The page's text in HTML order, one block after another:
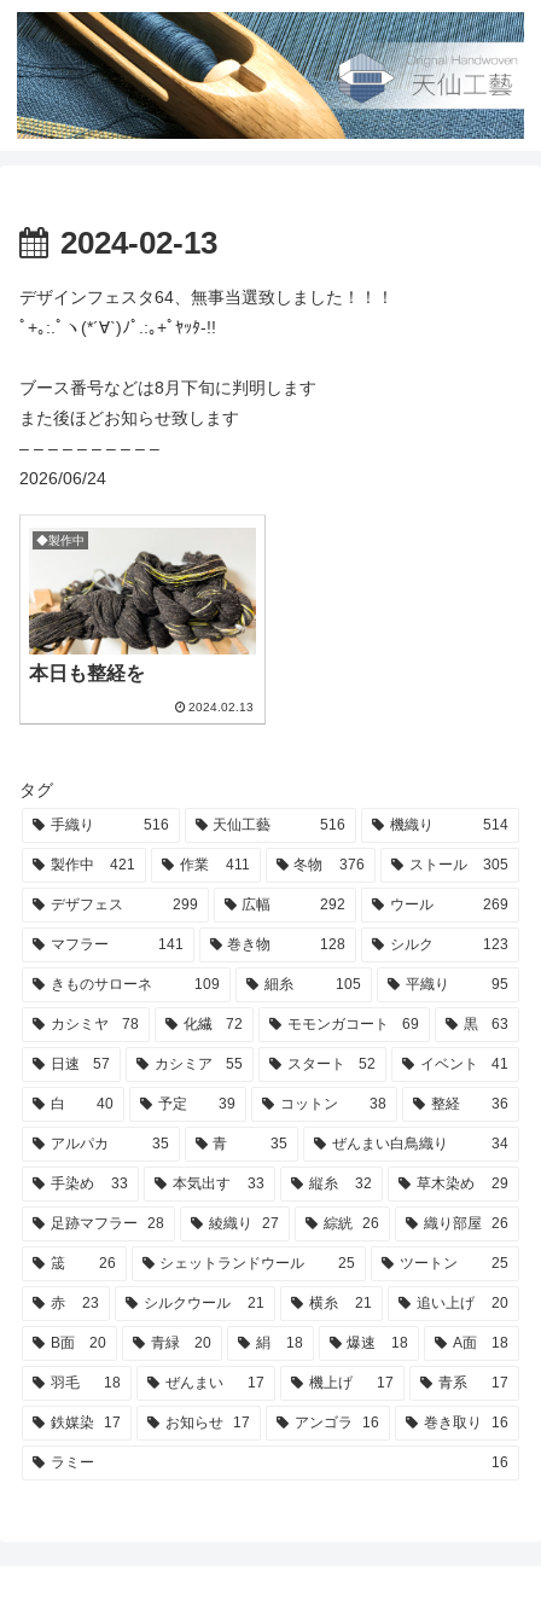
2024-02-13
デザインフェスタ64、無事当選致しました！！！
ﾟ+｡:.ﾟヽ(*´∀`)ﾉﾟ.:｡+ﾟﾔｯﾀ-!!
ブース番号などは8月下旬に判明します
また後ほどお知らせ致します
– – – – – – – – – –
2026/06/24
◆製作中
本日も整経を
2024.02.13
タグ
手織り 516 天仙工藝 516 機織り 514
製作中 421 作業 411 冬物 376 ストール 305
デザフェス 299 広幅 292 ウール 269
マフラー 141 巻き物 128 シルク 123
きものサローネ 109 細糸 105 平織り 95
カシミヤ 78 化繊 72 モモンガコート 69 黒 63
日速 57 カシミア 55 スタート 52 イベント 41
白 40 予定 39 コットン 38 整経 36
アルパカ 35 青 35 ぜんまい白鳥織り 34
手染め 33 本気出す 33 縦糸 32 草木染め 29
足跡マフラー 28 綾織り 27 綜絖 26 織り部屋 26
筬 26 シェットランドウール 25 ツートン 25
赤 23 シルクウール 21 横糸 21 追い上げ 20
B面 20 青緑 20 絹 18 爆速 18 A面 18
羽毛 18 ぜんまい 17 機上げ 17 青系 17
鉄媒染 17 お知らせ 17 アンゴラ 16 巻き取り 16
ラミー 16